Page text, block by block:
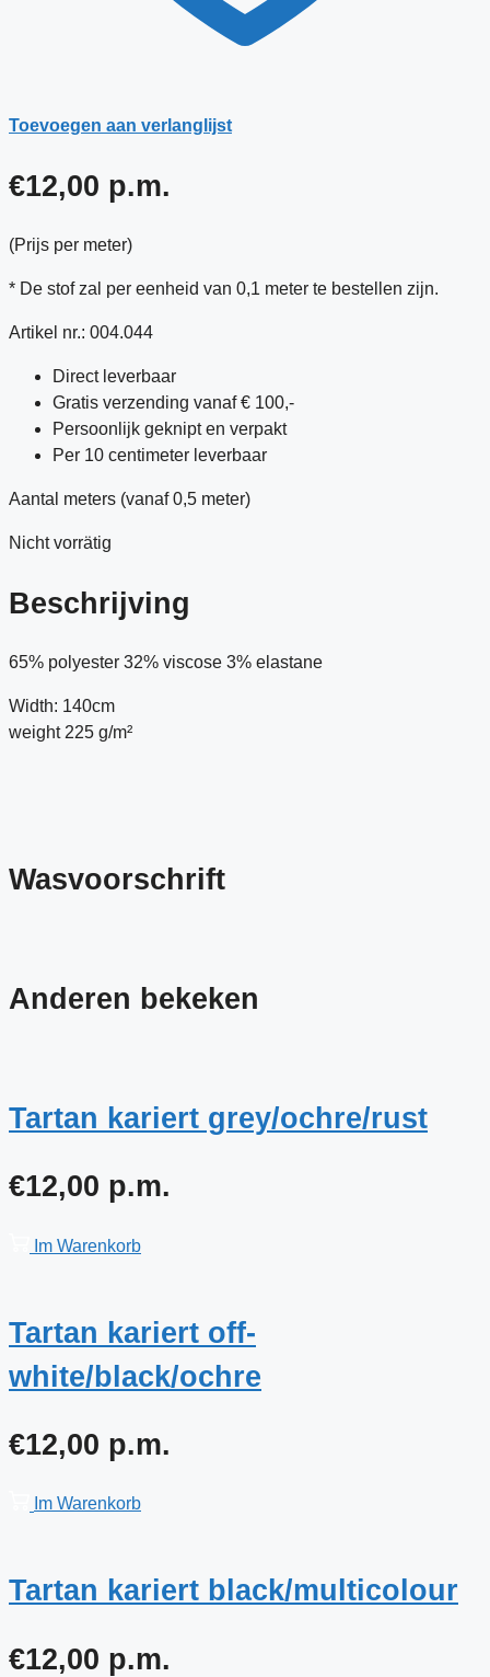
Toevoegen aan verlanglijst
€12,00 p.m.
(Prijs per meter)
* De stof zal per eenheid van 0,1 meter te bestellen zijn.
Artikel nr.: 004.044
Direct leverbaar
Gratis verzending vanaf € 100,-
Persoonlijk geknipt en verpakt
Per 10 centimeter leverbaar
Aantal meters (vanaf 0,5 meter)
Nicht vorrätig
Beschrijving
65% polyester 32% viscose 3% elastane
Width: 140cm
weight 225 g/m²
Wasvoorschrift
Anderen bekeken
Tartan kariert grey/ochre/rust
€12,00 p.m.
Im Warenkorb
Tartan kariert off-
white/black/ochre
€12,00 p.m.
Im Warenkorb
Tartan kariert black/multicolour
€12,00 p.m.